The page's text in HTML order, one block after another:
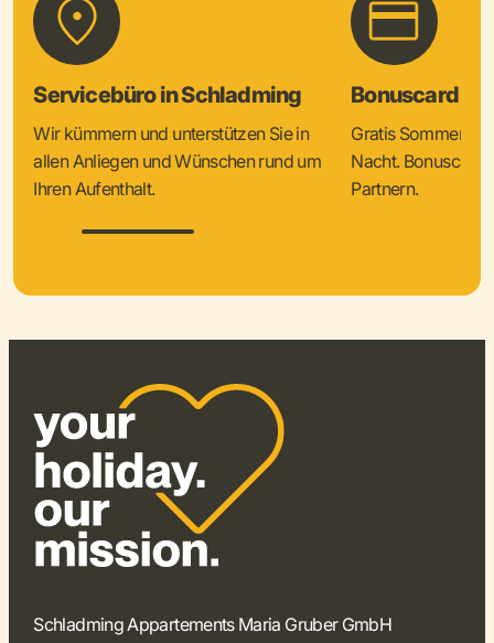
Servicebüro in Schladming
Wir kümmern und unterstützen Sie in
allen Anliegen und Wünschen rund um
Ihren Aufenthalt.
Bonuscard &
Gratis
Nacht. Bonuscard
Partnern.
Schladming Appartements Maria Gruber GmbH